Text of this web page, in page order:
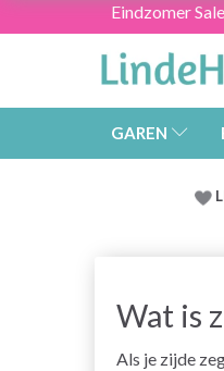
Eindzomer
GAREN
Wat is
Als je zijde